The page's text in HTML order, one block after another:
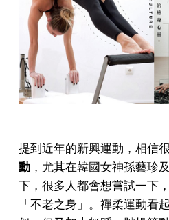
提到近年的新興運動，相信
動，尤其在韓國女神孫藝珍
下，很多人都會想嘗試一下
「不老之身」。禪柔運動看